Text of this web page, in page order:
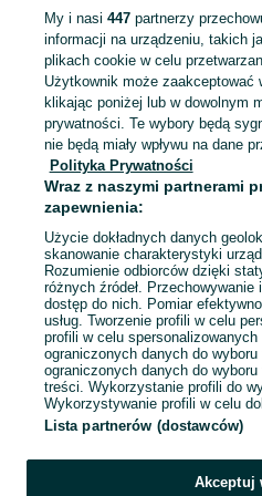
KATEGORIA
Mapa kategorii
Mapa miejscowości
Mapa ministron
Popularne wyszukiwania
My i nasi 447partnerzy
informacji na urządzeniu, takich
plikach cookie w celu
Użytkownik może zaakceptować
klikając poniżej lub w dowolnym
prywatności. Te wybory będą
nie będą miały wpływu na dane
Polityka Prywatności
Wraz z naszymi partnerami
zapewnienia:
Użycie dokładnych danych
skanowanie charakterystyki
Rozumienie odbiorców dzięki
różnych źródeł.
dostęp do nich. Pomiar
usług. Tworzenie profili w celu
profili w celu
ograniczonych danych do
ograniczonych danych do
treści. Wykorzystanie profili do
Wykorzystywanie profili w celu
Lista partnerów (dostawców)
Akceptuj